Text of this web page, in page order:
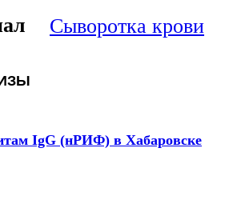
Сыворотка крови
IgG (нРИФ) в Хабаровске